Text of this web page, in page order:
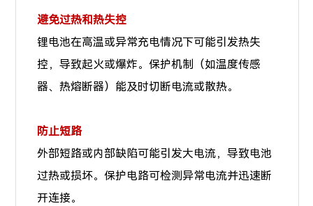
避免过热和热失控
锂电池在高温或异常充电情况下可能引发热失
控，导致起火或爆炸。保护机制（如温度传感
器、热熔断器）能及时切断电流或散热。
防止短路
外部短路或内部缺陷可能引发大电流，导致电池
过热或损坏。保护电路可检测异常电流并迅速断
开连接。